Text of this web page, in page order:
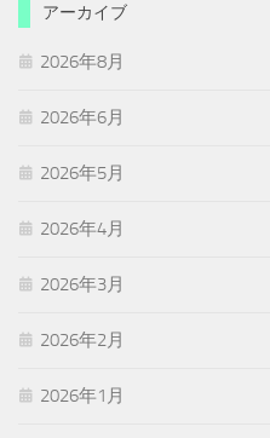
アーカイブ
2026年8月
2026年6月
2026年5月
2026年4月
2026年3月
2026年2月
2026年1月